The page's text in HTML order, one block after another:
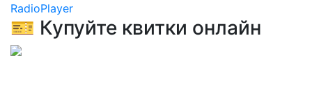
RadioPlayer
🎫 Купуйте квитки онлайн